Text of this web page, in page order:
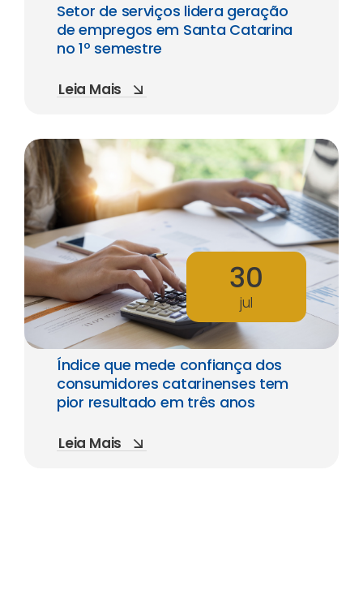
Setor de serviços lidera geração
de empregos em Santa Catarina
no 1º semestre
Leia Mais
30
jul
Índice que mede confiança dos
consumidores catarinenses tem
pior resultado em três anos
Leia Mais